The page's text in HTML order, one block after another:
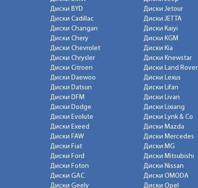
Диски BYD
Диски Cadillac
Диски Changan
Диски Chery
Диски Chevrolet
Диски Chrysler
Диски Citroen
Диски Daewoo
Диски Datsun
Диски DFM
Диски Dodge
Диски Evolute
Диски Exeed
Диски FAW
Диски Fiat
Диски Ford
Диски Foton
Диски GAC
Диски Geely
Диски Jetour
Диски JETTA
Диски Kaiyi
Диски KGM
Диски Kia
Диски Knewstar
Диски Land Rover
Диски Lexus
Диски Lifan
Диски Livan
Диски Lixiang
Диски Lynk & Co
Диски Mazda
Диски Mercedes
Диски MG
Диски Mitsubishi
Диски Nissan
Диски OMODA
Диски Opel